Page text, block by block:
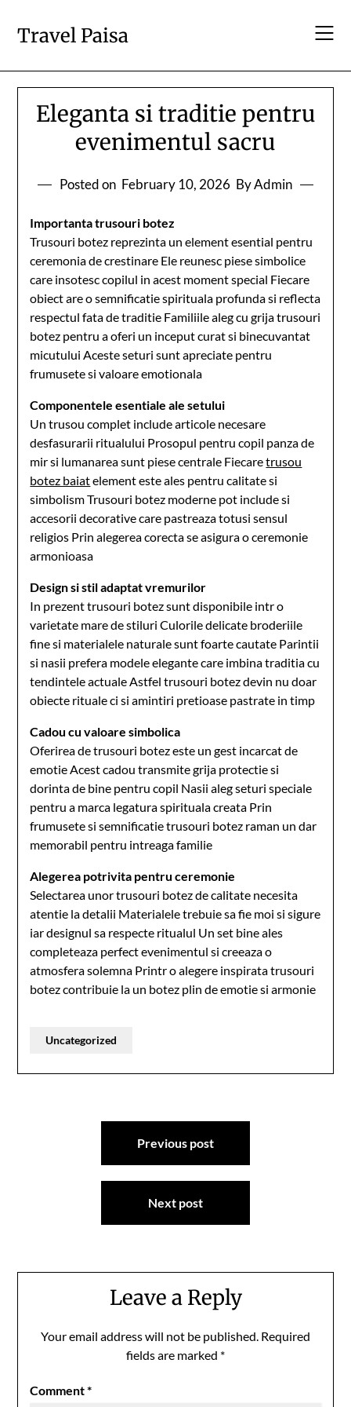
content
Travel Paisa
Eleganta si traditie pentru
evenimentul sacru
Posted on February 10, 2026 By Admin
Importanta trusouri botez
Trusouri botez reprezinta un element esential pentru
ceremonia de crestinare Ele reunesc piese simbolice
care insotesc copilul in acest moment special Fiecare
obiect are o semnificatie spirituala profunda si reflecta
respectul fata de traditie Familiile aleg cu grija trusouri
botez pentru a oferi un inceput curat si binecuvantat
micutului Aceste seturi sunt apreciate pentru
frumusete si valoare emotionala
Componentele esentiale ale setului
Un trusou complet include articole necesare
desfasurarii ritualului Prosopul pentru copil panza de
mir si lumanarea sunt piese centrale Fiecaretrusou
botez baiatelement este ales pentru calitate si
simbolism Trusouri botez moderne pot include si
accesorii decorative care pastreaza totusi sensul
religios Prin alegerea corecta se asigura o ceremonie
armonioasa
Design si stil adaptat vremurilor
In prezent trusouri botez sunt disponibile intr o
varietate mare de stiluri Culorile delicate broderiile
fine si materialele naturale sunt foarte cautate Parintii
si nasii prefera modele elegante care imbina traditia cu
tendintele actuale Astfel trusouri botez devin nu doar
obiecte rituale ci si amintiri pretioase pastrate in timp
Cadou cu valoare simbolica
Oferirea de trusouri botez este un gest incarcat de
emotie Acest cadou transmite grija protectie si
dorinta de bine pentru copil Nasii aleg seturi speciale
pentru a marca legatura spirituala creata Prin
frumusete si semnificatie trusouri botez raman un dar
memorabil pentru intreaga familie
Alegerea potrivita pentru ceremonie
Selectarea unor trusouri botez de calitate necesita
atentie la detalii Materialele trebuie sa fie moi si sigure
iar designul sa respecte ritualul Un set bine ales
completeaza perfect evenimentul si creeaza o
atmosfera solemna Printr o alegere inspirata trusouri
botez contribuie la un botez plin de emotie si armonie
Uncategorized
Previous post
Next post
Leave a Reply
Your email address will not be published. Required
fields are marked *
Comment*